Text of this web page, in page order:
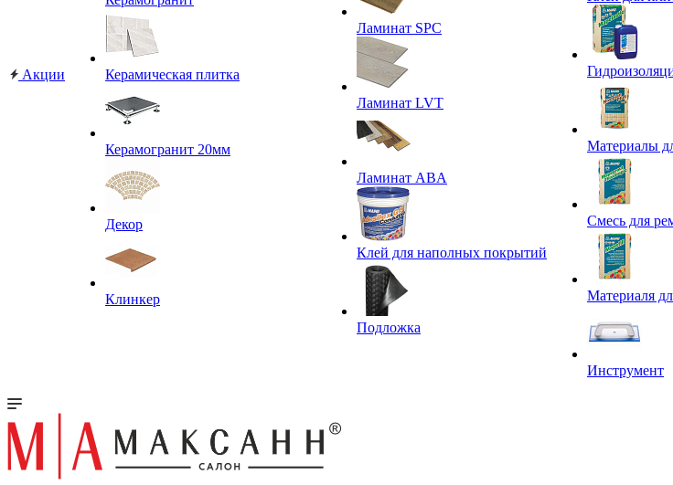
Акции Керамическая плитка
Керамогранит 20мм
Декор
Клинкер
Ламинат SPC
Ламинат LVT
Ламинат ABA
Клей для наполных покрытий
Подложка
Материалы
Смесь для
Материаля
Инструмент